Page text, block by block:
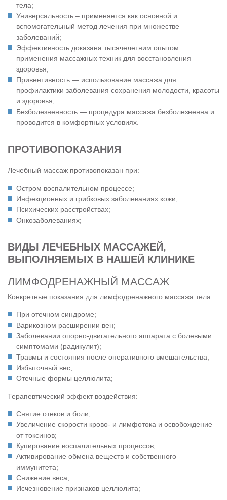
тела;
Универсальность – применяется как основной и
вспомогательный метод лечения при множестве
заболеваний;
Эффективность доказана тысячелетним опытом
применения массажных техник для восстановления
здоровья;
Привентивность — использование массажа для
профилактики заболевания сохранения молодости, красоты
и здоровья;
Безболезненность — процедура массажа безболезненна и
проводится в комфортных условиях.
ПРОТИВОПОКАЗАНИЯ
Лечебный массаж противопоказан при:
Остром воспалительном процессе;
Инфекционных и грибковых заболеваниях кожи;
Психических расстройствах;
Онкозаболеваниях;
ВИДЫ ЛЕЧЕБНЫХ МАССАЖЕЙ,
ВЫПОЛНЯЕМЫХ В НАШЕЙ КЛИНИКЕ
ЛИМФОДРЕНАЖНЫЙ МАССАЖ
Конкретные показания для лимфодренажного массажа тела:
При отечном синдроме;
Варикозном расширении вен;
Заболевании опорно-двигательного аппарата с болевыми
симптомами (радикулит);
Травмы и состояния после оперативного вмешательства;
Избыточный вес;
Отечные формы целлюлита;
Терапевтический эффект воздействия:
Снятие отеков и боли;
Увеличение скорости крово- и лимфотока и освобождение
от токсинов;
Купирование воспалительных процессов;
Активирование обмена веществ и собственного
иммунитета;
Снижение веса;
Исчезновение признаков целлюлита;